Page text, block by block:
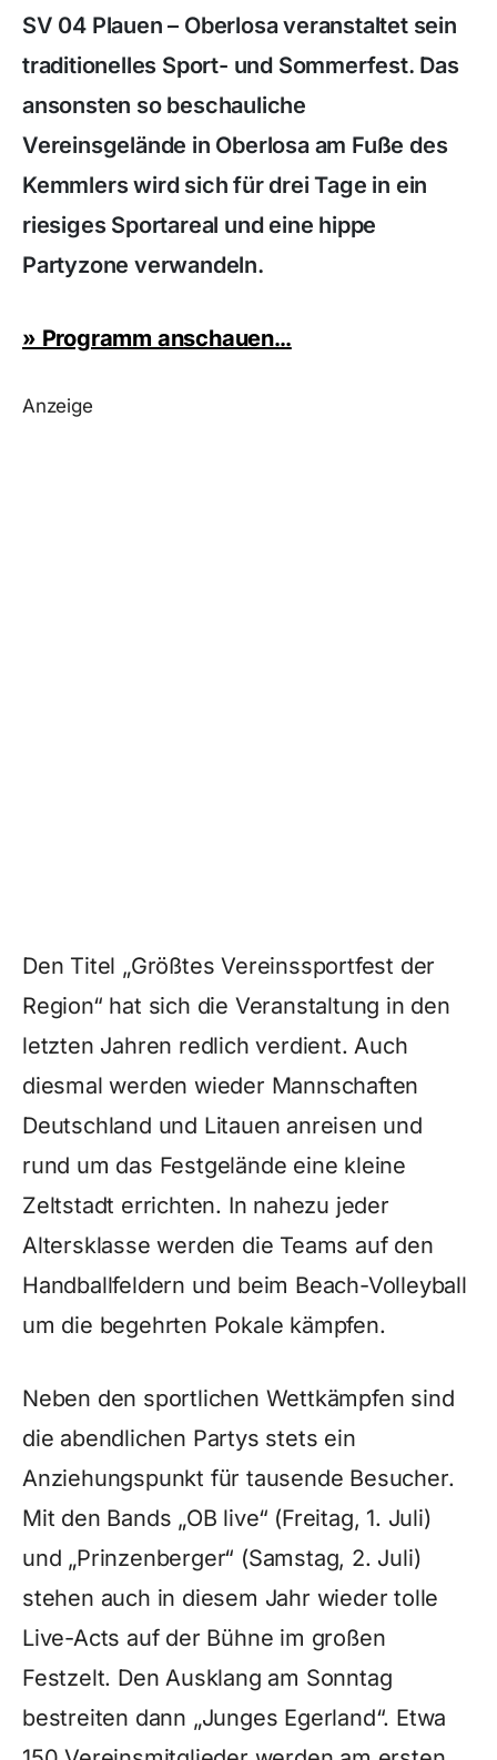
SV 04 Plauen – Oberlosa veranstaltet sein
traditionelles Sport- und Sommerfest. Das
ansonsten so beschauliche
Vereinsgelände in Oberlosa am Fuße des
Kemmlers wird sich für drei Tage in ein
riesiges Sportareal und eine hippe
Partyzone verwandeln.
» Programm anschauen…
Anzeige
Den Titel „Größtes Vereinssportfest der
Region“ hat sich die Veranstaltung in den
letzten Jahren redlich verdient. Auch
diesmal werden wieder Mannschaften
Deutschland und Litauen anreisen und
rund um das Festgelände eine kleine
Zeltstadt errichten. In nahezu jeder
Altersklasse werden die Teams auf den
Handballfeldern und beim Beach-Volleyball
um die begehrten Pokale kämpfen.
Neben den sportlichen Wettkämpfen sind
die abendlichen Partys stets ein
Anziehungspunkt für tausende Besucher.
Mit den Bands „OB live“ (Freitag, 1. Juli)
und „Prinzenberger“ (Samstag, 2. Juli)
stehen auch in diesem Jahr wieder tolle
Live-Acts auf der Bühne im großen
Festzelt. Den Ausklang am Sonntag
bestreiten dann „Junges Egerland“. Etwa